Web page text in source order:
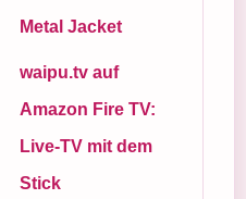
Metal Jacket
waipu.tv auf
Amazon Fire TV:
Live-TV mit dem
Stick